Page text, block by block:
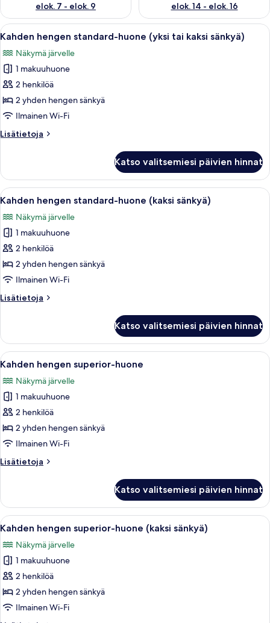
elok. 7 - elok. 9
elok. 14 - elok. 16
Avaa
kaikki
huonetyypin
Kahden
hengen
standard-
huone
tai
kuvat
Hotellihuone, jossa on sänky, kaksi
5
Kahden hengen standard-huone (yksi tai kaksi sänkyä)
Näkymä järvelle
1 makuuhuone
2 henkilöä
2 yhden hengen sänkyä
Ilmainen Wi-Fi
Lisätietoja
Lisätietoja
standard-
huone
(yksi
kaksi
sänkyä)
Katso valitsemiesi päivien hinnat
Avaa
kaikki
huonetyypin
Kahden
hengen
standard-
huone
sänkyä)
Hotellihuone, jossa on sänky,
6
Kahden hengen standard-huone (kaksi sänkyä)
Näkymä järvelle
1 makuuhuone
2 henkilöä
2 yhden hengen sänkyä
Ilmainen Wi-Fi
Lisätietoja
Lisätietoja
standard-
huone
(kaksi
Katso valitsemiesi päivien hinnat
Avaa
kaikki
huonetyypin
Kahden
hengen
superior-
huone
Hotellihuone, jossa on kaksi
7
Kahden hengen superior-huone
Näkymä järvelle
1 makuuhuone
2 henkilöä
2 yhden hengen sänkyä
Ilmainen Wi-Fi
Lisätietoja
Lisätietoja
superior-
huone
Katso valitsemiesi päivien hinnat
Avaa
kaikki
huonetyypin
Kahden
hengen
superior-
huone
Hotellihuone, jossa on kaksi sänkyä,
6
Kahden hengen superior-huone (kaksi sänkyä)
Näkymä järvelle
1 makuuhuone
2 henkilöä
2 yhden hengen sänkyä
Ilmainen Wi-Fi